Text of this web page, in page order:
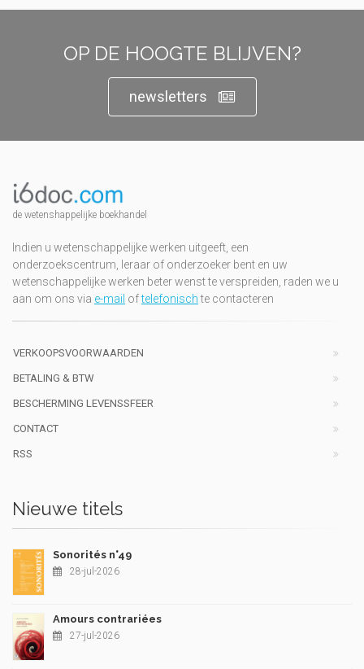
OP DE HOOGTE BLIJVEN?
newsletters
de wetenshappelijke boekhandel
Indien u wetenschappelijke werken uitgeeft, een
onderzoekscentrum, leraar of onderzoeker bent en uw
wetenschappelijke werken beter wenst te verspreiden, raden we u
aan om ons via e-mail oftelefonischte contacteren
VERKOOPSVOORWAARDEN
BETALING & BTW
BESCHERMING LEVENSSFEER
CONTACT
RSS
Nieuwe titels
Sonorités n°49
28-jul-2026
Amours contrariées
27-jul-2026